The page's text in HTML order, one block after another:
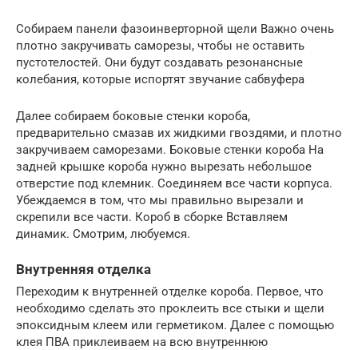
Собираем панели фазоинверторной щели Важно очень
плотно закручивать саморезы, чтобы не оставить
пустотелостей. Они будут создавать резонансные
колебания, которые испортят звучание сабвуфера
Далее собираем боковые стенки короба,
предварительно смазав их жидкими гвоздями, и плотно
закручиваем саморезами. Боковые стенки короба На
задней крышке короба нужно вырезать небольшое
отверстие под клемник. Соединяем все части корпуса.
Убеждаемся в том, что мы правильно вырезали и
скрепили все части. Короб в сборке Вставляем
динамик. Смотрим, любуемся.
Внутренняя отделка
Переходим к внутренней отделке короба. Первое, что
необходимо сделать это проклеить все стыки и щели
эпоксидным клеем или герметиком. Далее с помощью
клея ПВА приклеиваем на всю внутреннюю